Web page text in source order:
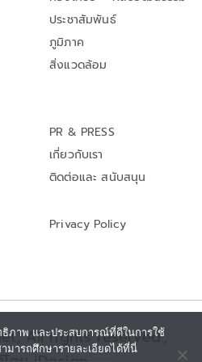
ประชาสัมพันธ์
ภูมิภาค
สิ่งแวดล้อม
PR & PRESS
เกี่ยวกับเรา
ติดต่อและ สนับสนุน
Privacy Policy
All rights reserved.,
ภาพ และประสบการณ์ที่ดีในการใช้
ารถศึกษารายละเอียดได้ที่นี่